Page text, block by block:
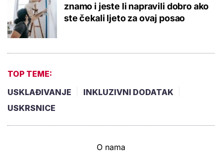
znamo i jeste li napravili dobro ako
ste čekali ljeto za ovaj posao
TOP TEME:
USKLAĐIVANJE
INKLUZIVNI DODATAK
USKRSNICE
O nama